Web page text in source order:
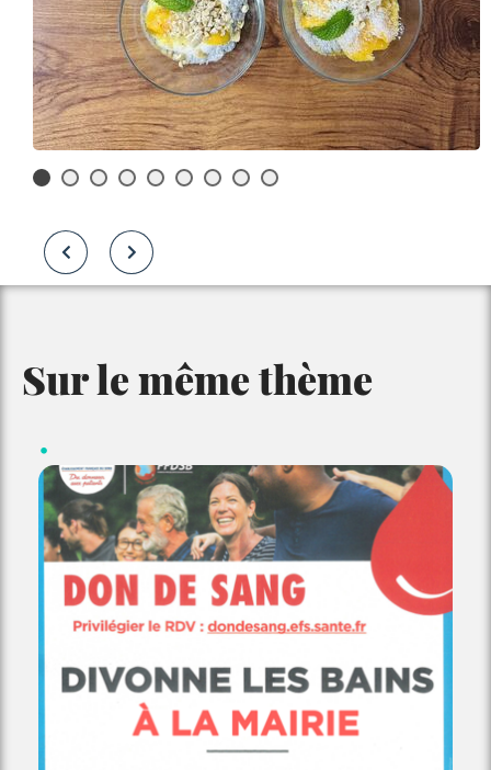
Sur le même thème